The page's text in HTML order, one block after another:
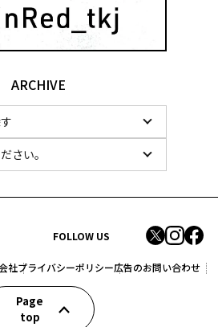
ARCHIVE
FOLLOW US
社プライバシーポリシー広告のお問い合わせ
Page
top